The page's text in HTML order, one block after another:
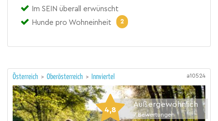
Im SEIN überall erwünscht
Hunde pro Wohneinheit
2
Österreich > Oberösterreich > Innviertel a10524
4,8
Außergewöhnlich
7 Bewertungen